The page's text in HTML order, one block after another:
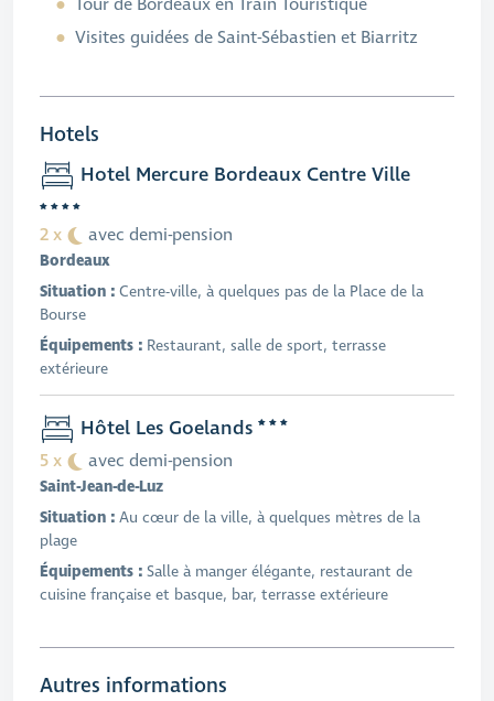
Tour de Bordeaux en Train Touristique
Visites guidées de Saint-Sébastien et Biarritz
Hotels
Hotel Mercure Bordeaux Centre Ville
2 x avec demi-pension
Bordeaux
Situation : Centre-ville, à quelques pas de la Place de la
Bourse
Équipements : Restaurant, salle de sport, terrasse
extérieure
Hôtel Les Goelands
5 x avec demi-pension
Saint-Jean-de-Luz
Situation : Au cœur de la ville, à quelques mètres de la
plage
Équipements : Salle à manger élégante, restaurant de
cuisine française et basque, bar, terrasse extérieure
Autres informations